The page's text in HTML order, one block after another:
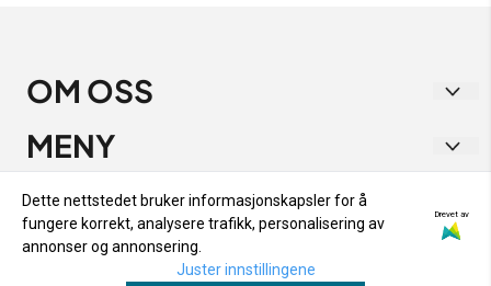
OM OSS
Vakre Vene
Strandgata 1
Org. nr. 933 282 538
MENY
PERSONVERN
INFO
RETUR OG BYTTE
NYHETSBREV
Dette nettstedet bruker informasjonskapsler for å
fungere korrekt, analysere trafikk, personalisering av
annonser og annonsering.
Drevet av
Juster innstillingene